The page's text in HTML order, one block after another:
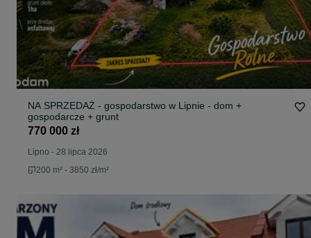
NA SPRZEDAŻ - gospodarstwo w Lipnie - dom +
gospodarcze + grunt
770 000 zł
Lipno - 28 lipca 2026
200 m² - 3850 zł/m²